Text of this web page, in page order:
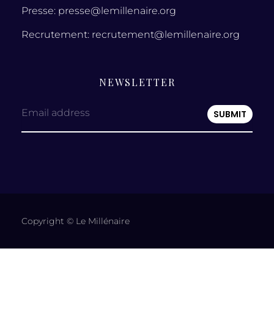
Presse: presse@lemillenaire.org
Recrutement: recrutement@lemillenaire.org
NEWSLETTER
Email address
Copyright © Le Millénaire